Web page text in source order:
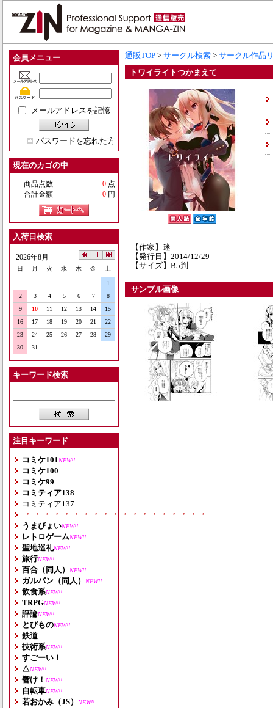
会員メニュー
メールアドレスを記憶
パスワードを忘れた方
現在のカゴの中
商品点数 0 点
合計金額
0 円
入荷日検索
2026年8月
日 月 火 水 木 金 土
1
2
3 4 5 6 7
8
9
10 11 12 13 14
15
16
17 18 19 20 21
22
23
24 25 26 27 28
29
30
31
キーワード検索
注目キーワード
コミケ101 NEW!!
コミケ100
コミケ99
コミティア138
コミティア137
・・・・・・・・・・・・・・・・・・・
うまぴょいNEW!!
レトロゲームNEW!!
聖地巡礼NEW!!
旅行NEW!!
百合（同人） NEW!!
ガルパン（同人） NEW!!
飲食系NEW!!
TRPGNEW!!
評論NEW!!
とびものNEW!!
鉄道
技術系NEW!!
すごーい！
△NEW!!
響け！ NEW!!
自転車NEW!!
若おかみ（JS） NEW!!
通販TOP > サークル検索 > サークル作品
トワイライトつかまえて
【作家】迷
【発行日】2014/12/29
【サイズ】B5判
サンプル画像